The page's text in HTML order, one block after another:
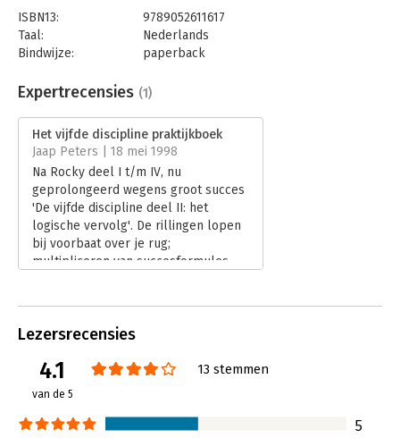
ISBN13:
9789052611617
Taal:
Nederlands
Bindwijze:
paperback
Uitgever:
Boom
Verschijningsdatum:
5-1-2011
Hoofdrubriek: Algemeen management
Expertrecensies (1)
Het vijfde discipline praktijkboek
Jaap Peters | 18 mei 1998
Na Rocky deel I t/m IV, nu
geprolongeerd wegens groot succes
'De vijfde discipline deel II: het
logische vervolg'. De rillingen lopen
bij voorbaat over je rug;
multipliceren van succesformules,
Lees verder
Lezersrecensies
4.1
van de 5
13 stemmen
5